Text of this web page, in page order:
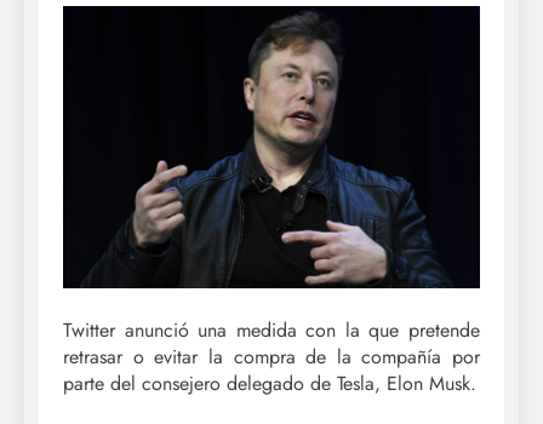
Twitter anunció una medida con la que pretende
retrasar o evitar la compra de la compañía por
parte del consejero delegado de Tesla, Elon Musk.